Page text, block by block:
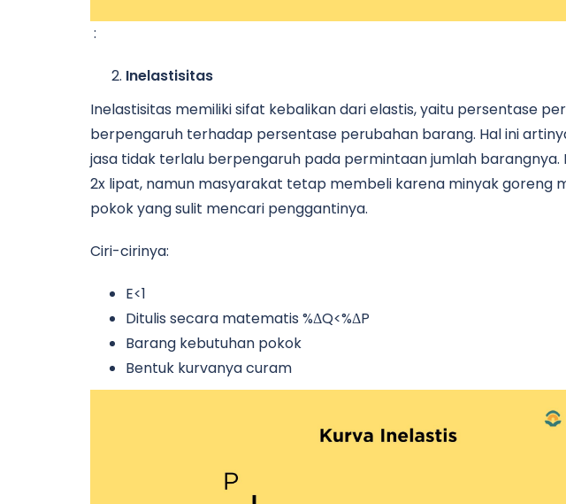
:
Inelastisitas
Inelastisitas memiliki sifat kebalikan dari elastis, yaitu persentase
berpengaruh terhadap persentase perubahan barang. Hal ini
jasa tidak terlalu berpengaruh pada permintaan jumlah barangnya.
2x lipat, namun masyarakat tetap membeli karena minyak goreng
pokok yang sulit mencari penggantinya.
Ciri-cirinya:
E<1
Ditulis secara matematis %ΔQ<%ΔP
Barang kebutuhan pokok
Bentuk kurvanya curam